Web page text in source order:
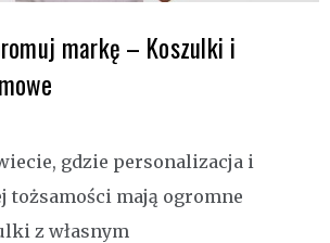
markę – Koszulki i
gdzie personalizacja i
tożsamości mają ogromne
z własnym